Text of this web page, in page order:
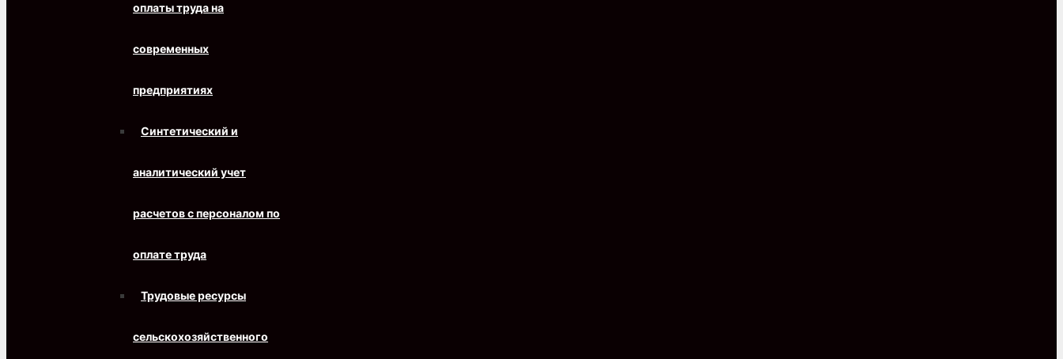
оплаты труда на
современных
предприятиях
Синтетический и
аналитический учет
расчетов с персоналом по
оплате труда
Трудовые ресурсы
сельскохозяйственного